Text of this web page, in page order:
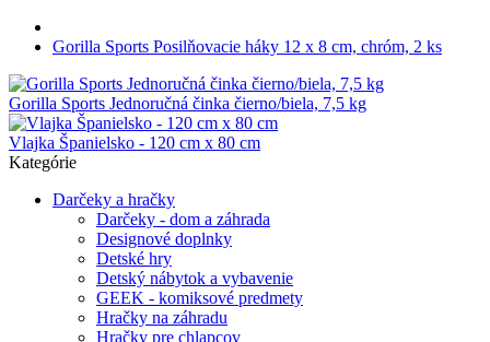
Gorilla Sports Posilňovacie háky 12 x 8 cm, chróm, 2 ks
Gorilla Sports Jednoručná činka čierno/biela, 7,5 kg
Vlajka Španielsko - 120 cm x 80 cm
Kategórie
Darčeky a hračky
Darčeky - dom a záhrada
Designové doplnky
Detské hry
Detský nábytok a vybavenie
GEEK - komiksové predmety
Hračky na záhradu
Hračky pre chlapcov